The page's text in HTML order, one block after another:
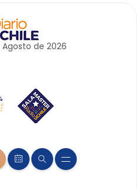
Agosto de 2026